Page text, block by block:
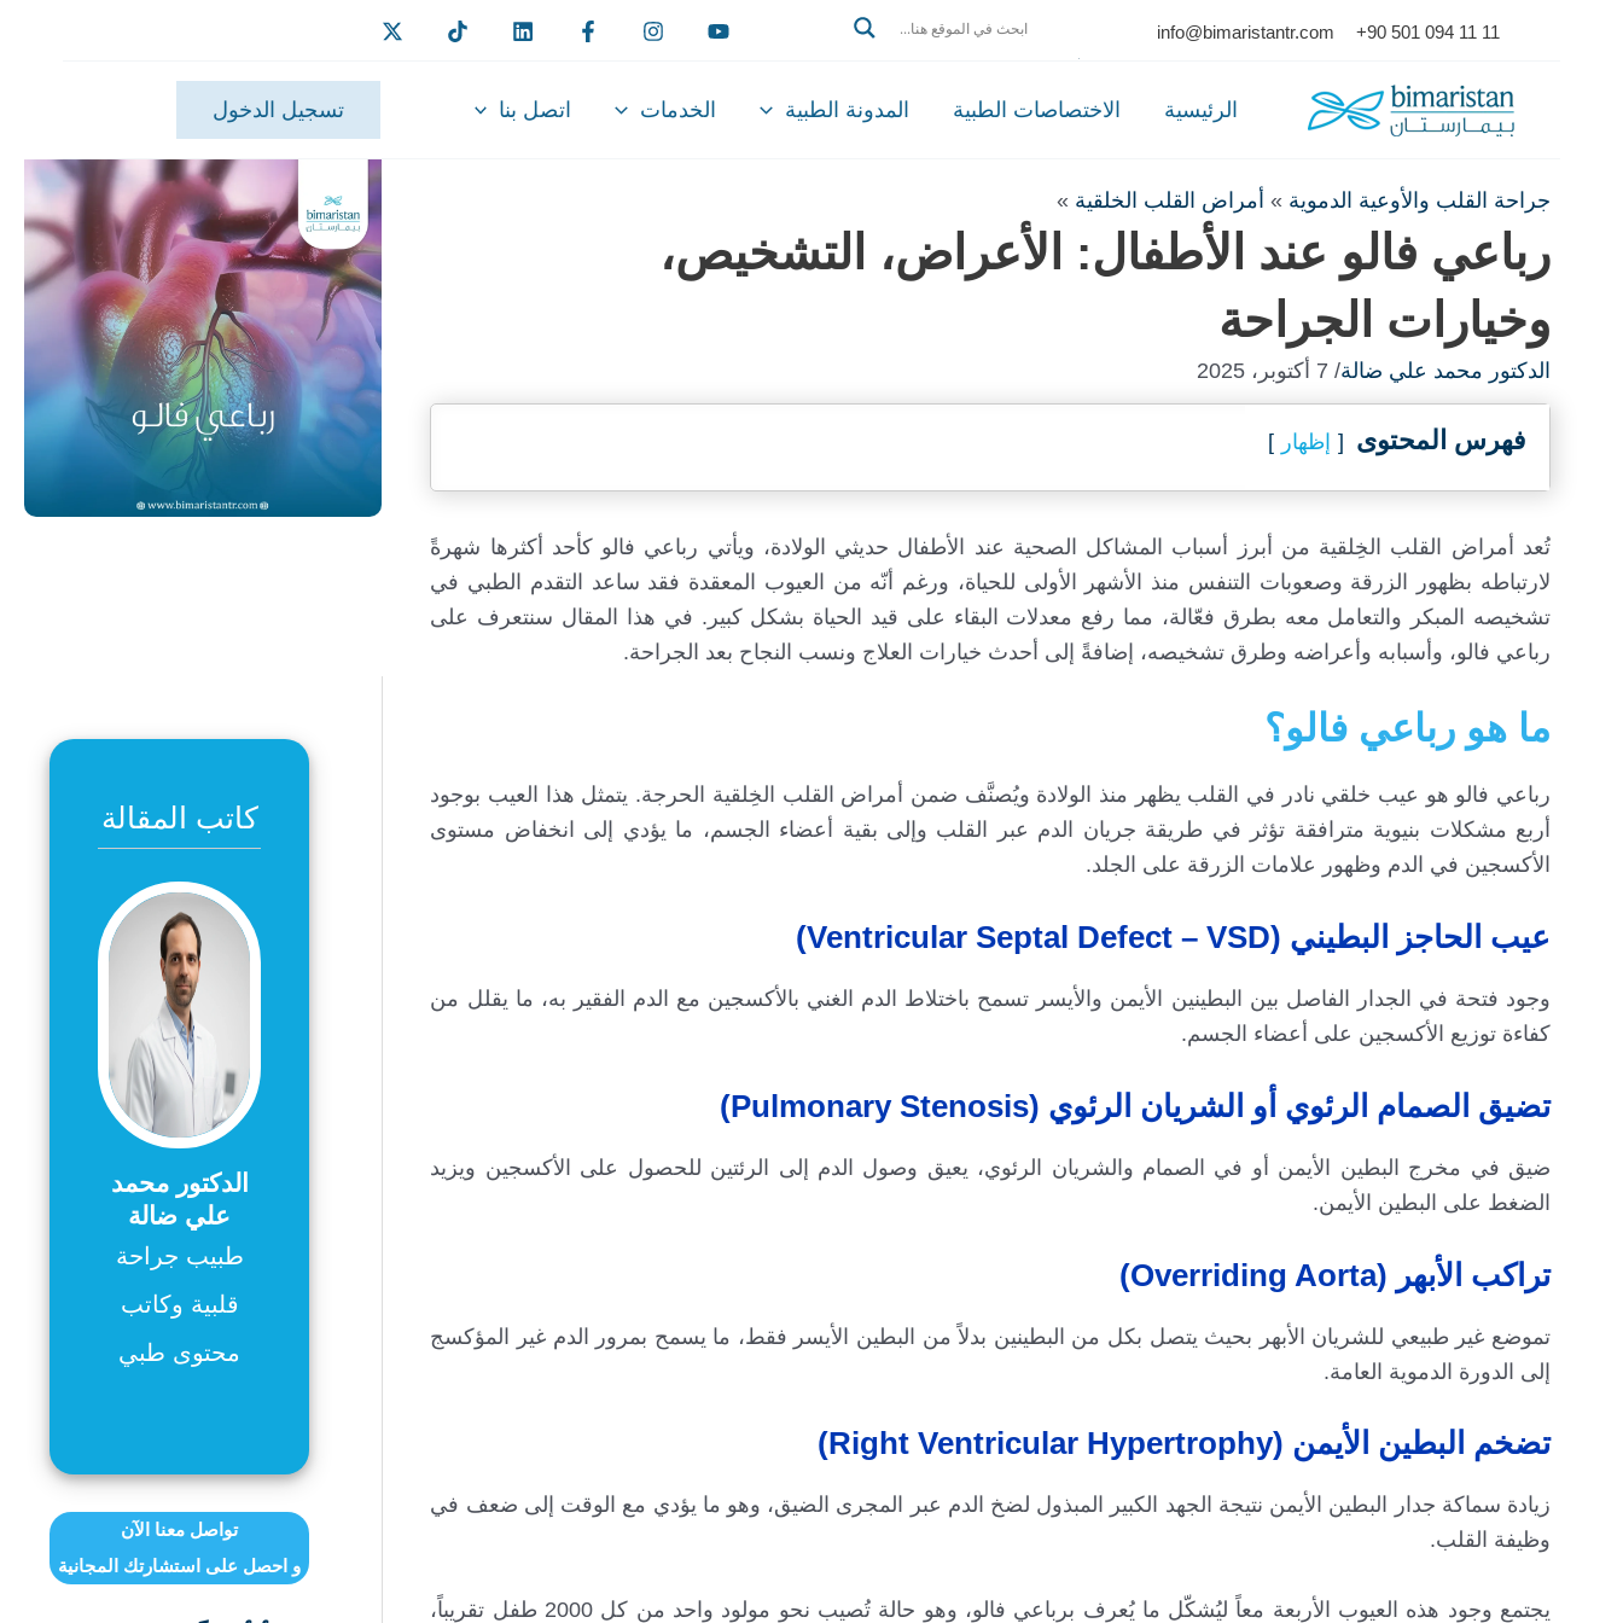
info@bimaristantr.com +90 501 094 11 11
الرئيسية الاختصاصات الطبية المدونة الطبية الخدمات اتصل بنا تسجيل الدخول
جراحة القلب والأوعية الدموية » أمراض القلب الخلقية »
رباعي فالو عند الأطفال: الأعراض، التشخيص،
وخيارات الجراحة
الدكتور محمد علي ضالة/ 7 أكتوبر، 2025
فهرس المحتوى إظهار
تُعد أمراض القلب الخِلقية من أبرز أسباب المشاكل الصحية عند الأطفال حديثي الولادة، ويأتي رباعي فالو كأحد أكثرها شهرةً
لارتباطه بظهور الزرقة وصعوبات التنفس منذ الأشهر الأولى للحياة، ورغم أنّه من العيوب المعقدة فقد ساعد التقدم الطبي في
تشخيصه المبكر والتعامل معه بطرق فعّالة، مما رفع معدلات البقاء على قيد الحياة بشكل كبير. في هذا المقال سنتعرف على
رباعي فالو، وأسبابه وأعراضه وطرق تشخيصه، إضافةً إلى أحدث خيارات العلاج ونسب النجاح بعد الجراحة.
ما هو رباعي فالو؟
رباعي فالو هو عيب خلقي نادر في القلب يظهر منذ الولادة ويُصنَّف ضمن أمراض القلب الخِلقية الحرجة. يتمثل هذا العيب بوجود
أربع مشكلات بنيوية مترافقة تؤثر في طريقة جريان الدم عبر القلب وإلى بقية أعضاء الجسم، ما يؤدي إلى انخفاض مستوى
الأكسجين في الدم وظهور علامات الزرقة على الجلد.
عيب الحاجز البطيني (Ventricular Septal Defect – VSD)
وجود فتحة في الجدار الفاصل بين البطينين الأيمن والأيسر تسمح باختلاط الدم الغني بالأكسجين مع الدم الفقير به، ما يقلل من
كفاءة توزيع الأكسجين على أعضاء الجسم.
تضيق الصمام الرئوي أو الشريان الرئوي (Pulmonary Stenosis)
ضيق في مخرج البطين الأيمن أو في الصمام والشريان الرئوي، يعيق وصول الدم إلى الرئتين للحصول على الأكسجين ويزيد
الضغط على البطين الأيمن.
تراكب الأبهر (Overriding Aorta)
تموضع غير طبيعي للشريان الأبهر بحيث يتصل بكل من البطينين بدلاً من البطين الأيسر فقط، ما يسمح بمرور الدم غير المؤكسج
إلى الدورة الدموية العامة.
تضخم البطين الأيمن (Right Ventricular Hypertrophy)
زيادة سماكة جدار البطين الأيمن نتيجة الجهد الكبير المبذول لضخ الدم عبر المجرى الضيق، وهو ما يؤدي مع الوقت إلى ضعف في
وظيفة القلب.
يجتمع وجود هذه العيوب الأربعة معاً ليُشكّل ما يُعرف برباعي فالو، وهو حالة تُصيب نحو مولود واحد من كل 2000 طفل تقريباً،
كاتب المقالة
الدكتور محمد
علي ضالة
طبيب جراحة
قلبية وكاتب
محتوى طبي
تواصل معنا الآن
و احصل على استشارتك المجانية